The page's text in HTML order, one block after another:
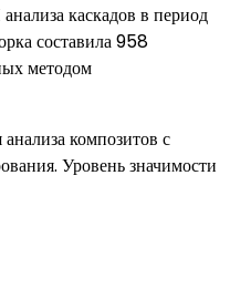
каскадов в период
составила 958
методом
композитов с
Уровень значимости